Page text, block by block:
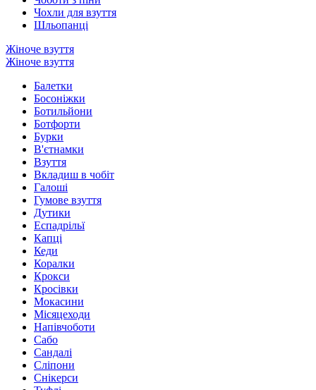
Чохли для взуття
Шльопанці
Жіноче взуття
Жіноче взуття
Балетки
Босоніжки
Ботильйони
Ботфорти
Бурки
В'єтнамки
Взуття
Вкладиш в чобіт
Галоші
Гумове взуття
Дутики
Еспадрільї
Капці
Кеди
Коралки
Крокси
Кросівки
Мокасини
Місяцеходи
Напівчоботи
Сабо
Сандалі
Сліпони
Снікерси